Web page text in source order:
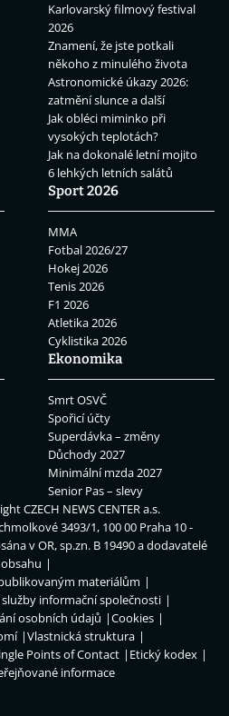
Karlovarský filmový festival
2026
Znamení, že jste potkali
někoho z minulého života
Astronomické úkazy 2026:
zatmění slunce a další
Jak obléci miminko při
vysokých teplotách?
Jak na dokonalé letní mojito
6 lehkých letních salátů
Sport 2026
MMA
Fotbal 2026/27
Hokej 2026
Tenis 2026
F1 2026
Atletika 2026
Cyklistika 2026
Ekonomika
Smrt OSVČ
Spořicí účty
Superdávka – změny
Důchody 2027
Minimální mzda 2027
Senior Pas – slevy
CZECH NEWS CENTER a.s.
3493/1, 100 00 Praha 10 -
v OR, sp.zn. B 19490 a dodavatelé
obsahu
materiálům
informační společnosti
osobních údajů
Cookies
Vlastnická struktura
Points of Contact
Etický kodex
informace